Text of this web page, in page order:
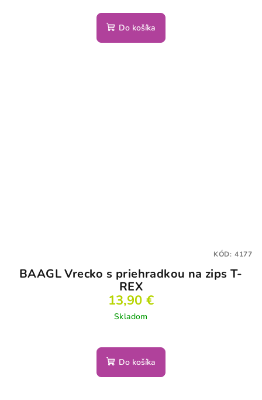
Do košíka
BAAGL Vrecko s priehradkou na zips T-
REX
13,90 €
Skladom
Do košíka
KÓD: 4177